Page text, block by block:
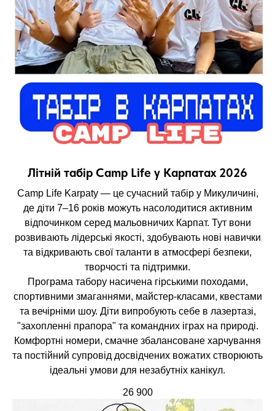
Літній табір Camp Life у Карпатах 2026
Camp Life Karpaty — це сучасний табір у Микуличині,
де діти 7–16 років можуть насолодитися активним
відпочинком серед мальовничих Карпат. Тут вони
розвивають лідерські якості, здобувають нові навички
та відкривають свої таланти в атмосфері безпеки,
творчості та підтримки.
Програма табору насичена гірськими походами,
спортивними змаганнями, майстер-класами, квестами
та вечірніми шоу. Діти випробують себе в лазертазі,
"захопленні прапора" та командних іграх на природі.
Комфортні номери, смачне збалансоване харчування
та постійний супровід досвідчених вожатих створюють
ідеальні умови для незабутніх канікул.
26 900